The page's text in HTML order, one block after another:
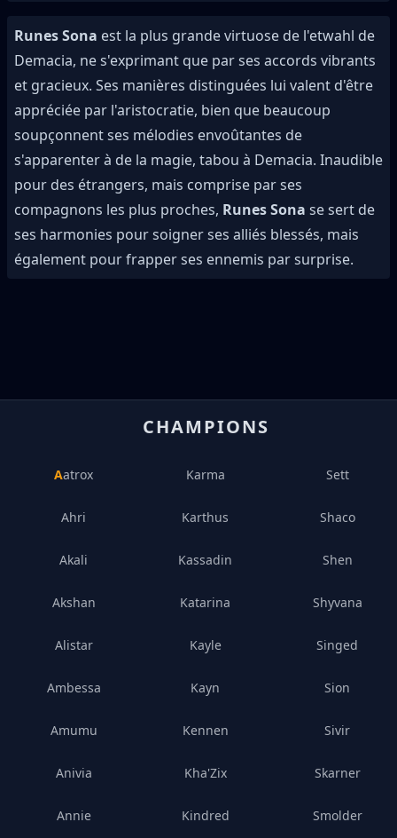
Runes Sona est la plus grande virtuose de l'etwahl de
Demacia, ne s'exprimant que par ses accords vibrants
et gracieux. Ses manières distinguées lui valent d'être
appréciée par l'aristocratie, bien que beaucoup
soupçonnent ses mélodies envoûtantes de
s'apparenter à de la magie, tabou à Demacia. Inaudible
pour des étrangers, mais comprise par ses
compagnons les plus proches, Runes Sona se sert de
ses harmonies pour soigner ses alliés blessés, mais
également pour frapper ses ennemis par surprise.
CHAMPIONS
Aatrox
Ahri
Akali
Akshan
Alistar
Ambessa
Amumu
Anivia
Annie
Karma
Karthus
Kassadin
Katarina
Kayle
Kayn
Kennen
Kha'Zix
Kindred
Sett
Shaco
Shen
Shyvana
Singed
Sion
Sivir
Skarner
Smolder